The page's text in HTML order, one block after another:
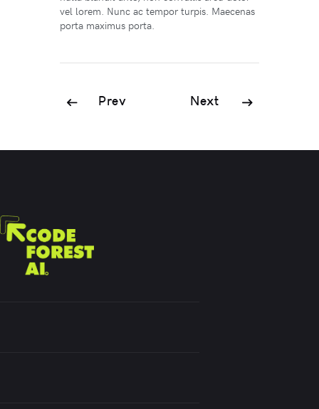
vel lorem. Nunc ac tempor turpis. Maecenas
porta maximus porta.
Prev Next